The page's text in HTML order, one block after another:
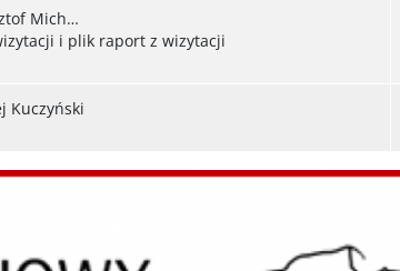
Mich…
i plik raport z wizytacji
Kuczyński